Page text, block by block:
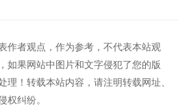
作者观点，作为参考，不代表本站观
如果网站中图片和文字侵犯了您的版
理！转载本站内容，请注明转载网址、
权纠纷。